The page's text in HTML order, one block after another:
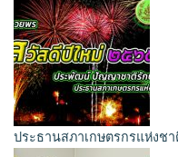
ประธานสภาเกษตรกรแห่งช